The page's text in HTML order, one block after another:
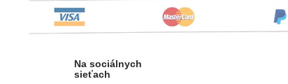
Na sociálnych
sieťach